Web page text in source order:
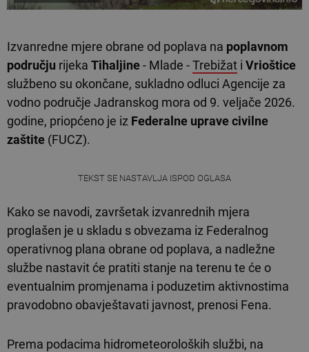
Izvanredne mjere obrane od poplava na poplavnom
području rijeka Tihaljine- Mlade -Trebižat i Vrioštice
službeno su okončane, sukladno odluci Agencije za
vodno područje Jadranskog mora od 9. veljače 2026.
godine, priopćeno je iz Federalne uprave civilne
zaštite (FUCZ).
TEKST SE NASTAVLJA ISPOD OGLASA
Kako se navodi, završetak izvanrednih mjera
proglašen je u skladu s obvezama iz Federalnog
operativnog plana obrane od poplava, a nadležne
službe nastavit će pratiti stanje na terenu te će o
eventualnim promjenama i poduzetim aktivnostima
pravodobno obavještavati javnost, prenosi Fena.
Prema podacima hidrometeoroloških službi, na